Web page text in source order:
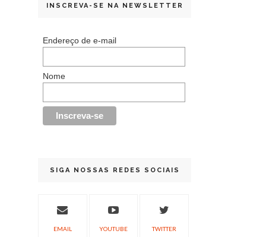
INSCREVA-SE NA NEWSLETTER
Endereço de e-mail
Nome
SIGA NOSSAS REDES SOCIAIS
EMAIL YOUTUBE TWITTER